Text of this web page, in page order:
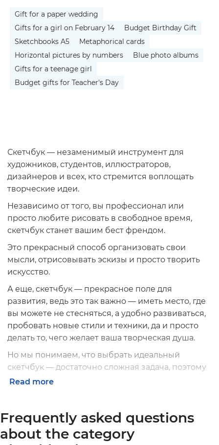
Gift for a paper wedding
Gifts for a girl on February 14
Budget Birthday Gift
Sketchbooks A5
Metaphorical cards
Horizontal pictures by numbers
Blue photo albums
Gifts for a teenage girl
Budget gifts for Teacher's Day
Скетчбук — незаменимый инструмент для
художников, студентов, иллюстраторов,
дизайнеров и всех, кто стремится воплощать
творческие идеи.
Независимо от того, вы профессионал или
просто любите рисовать в свободное время,
скетчбук станет вашим бест френдом.
Это прекрасный способ организовать свои
мысли, отрисовывать эскизы и просто творить
искусство.
А еще, скетчбук — прекрасное поле для
развития, ведь это так важно — иметь место, где
вы можете не стесняться, а удобно развиваться,
пробовать новые стили и техники, да и просто
делать то, чего желает ваша творческая душа.
Но мы понимаем, что выбрать идеальный
скетчбук — достаточно сложная задача, поэтому
и создали его для вас. И заодно написали статью,
Особенности и преимущества
Read more
Frequently asked questions
about the category